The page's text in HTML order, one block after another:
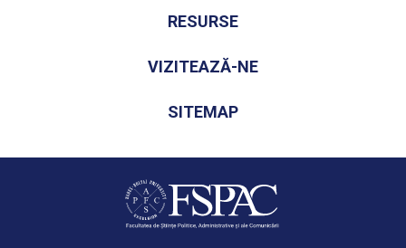
RESURSE
VIZITEAZĂ-NE
SITEMAP